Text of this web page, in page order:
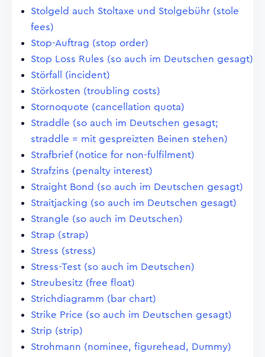
Stolgeld auch Stoltaxe und Stolgebühr (stole
fees)
Stop-Auftrag (stop order)
Stop Loss Rules (so auch im Deutschen gesagt)
Störfall (incident)
Störkosten (troubling costs)
Stornoquote (cancellation quota)
Straddle (so auch im Deutschen gesagt;
straddle = mit gespreizten Beinen stehen)
Strafbrief (notice for non-fulfilment)
Strafzins (penalty interest)
Straight Bond (so auch im Deutschen gesagt)
Straitjacking (so auch im Deutschen gesagt)
Strangle (so auch im Deutschen)
Strap (strap)
Stress (stress)
Stress-Test (so auch im Deutschen)
Streubesitz (free float)
Strichdiagramm (bar chart)
Strike Price (so auch im Deutschen gesagt)
Strip (strip)
Strohmann (nominee, figurehead, Dummy)